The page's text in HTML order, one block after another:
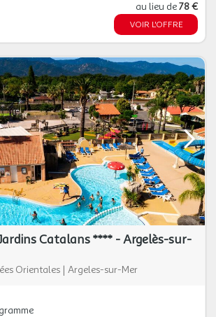
au lieu de78 €
VOIR L'OFFRE
Catalans **** - Argelès-sur-
Orientales | Argeles-sur-Mer